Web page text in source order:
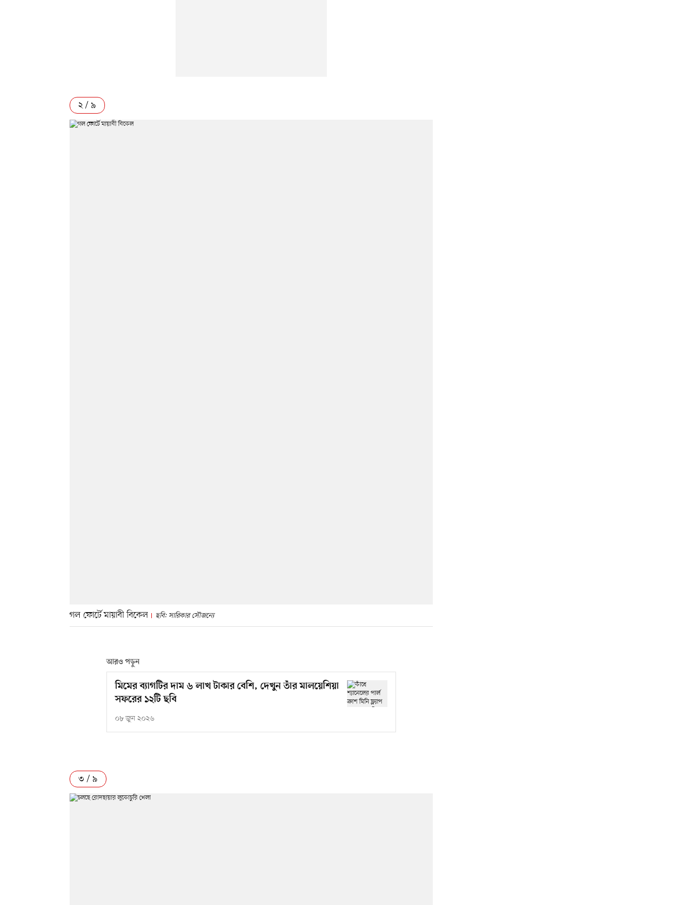
২ / ৯
গল ফোর্টে মায়াবী বিকেল ছবি: সারিকার সৌজন্যে
আরও পড়ুন
মিমের ব্যাগটির দাম ৬ লাখ টাকার বেশি, দেখুন তাঁর মালয়েশিয়া
সফরের ১২টি ছবি
০৮ জুন ২০২৬
৩ / ৯